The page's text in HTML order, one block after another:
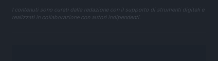
I contenuti sono curati dalla redazione con il supporto di strumenti digitali e
realizzati in collaborazione con autori indipendenti.